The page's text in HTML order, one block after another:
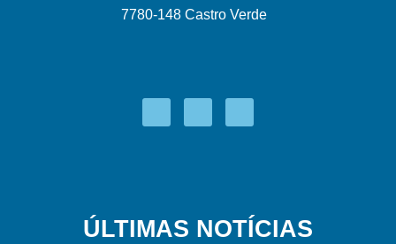
7780-148 Castro Verde
ÚLTIMAS NOTÍCIAS